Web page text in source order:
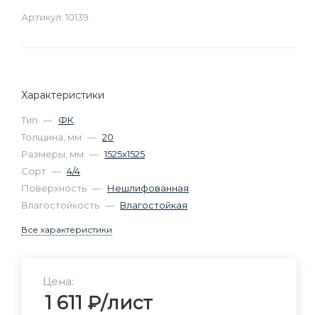
Артикул: 10139
Характеристики
Тип — ФК
Толщина, мм — 20
Размеры, мм — 1525х1525
Сорт — 4/4
Поверхность — Нешлифованная
Влагостойкость — Влагостойкая
Все характеристики
Цена:
1 611 ₽/лист